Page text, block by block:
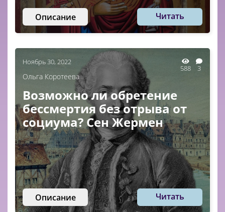
Описание Читать
Ноябрь 30, 2022
588 3
Ольга Коротеева
Возможно ли обретение
бессмертия без отрыва от
социума? Сен Жермен
Описание Читать